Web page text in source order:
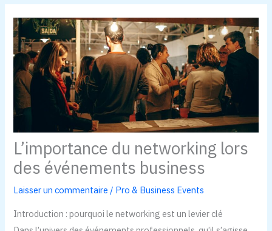
L’importance du networking lors
des événements business
Laisser un commentaire / Pro & Business Events
Introduction : pourquoi le networking est un levier clé